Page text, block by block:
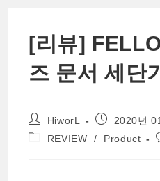
[리뷰]
즈 문서 세단
Post
author:
HiworL
Post2020년
PostREVIEW / Product